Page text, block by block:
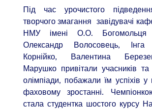
Під час урочистого
творчого змагання завідувачі
НМУ імені О.О. Богомольця
Олександр Волосовець, Інга
Корнійко, Валентина
Марушко привітали учасників
олімпіади, побажали їм успіхів
фаховому зростанні.
стала студентка шостого курсу